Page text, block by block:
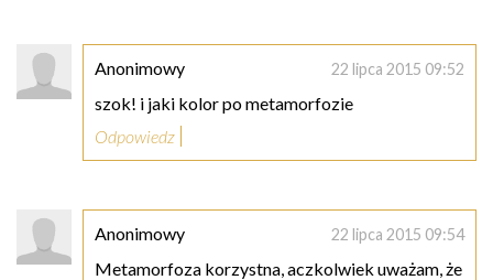
Anonimowy 22 lipca 2015 09:52
szok! i jaki kolor po metamorfozie
Odpowiedz
Anonimowy 22 lipca 2015 09:54
Metamorfoza korzystna, aczkolwiek uważam, że